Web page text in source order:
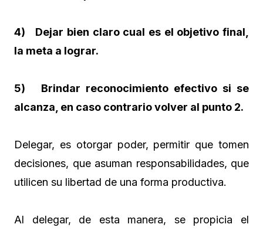
4) Dejar bien claro cual es el objetivo final,
la meta a lograr.
5) Brindar reconocimiento efectivo si se
alcanza, en caso contrario volver al punto 2.
Delegar, es otorgar poder, permitir que tomen
decisiones, que asuman responsabilidades, que
utilicen su libertad de una forma productiva.
Al delegar, de esta manera, se propicia el